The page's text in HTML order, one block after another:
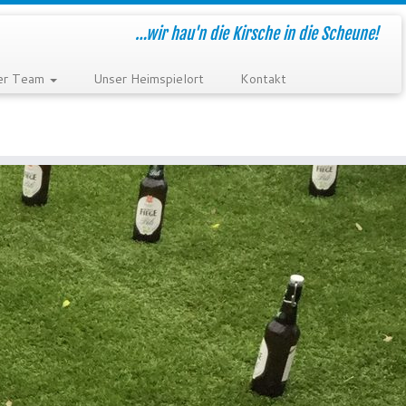
…wir hau'n die Kirsche in die Scheune!
Team Unser Heimspielort Kontakt